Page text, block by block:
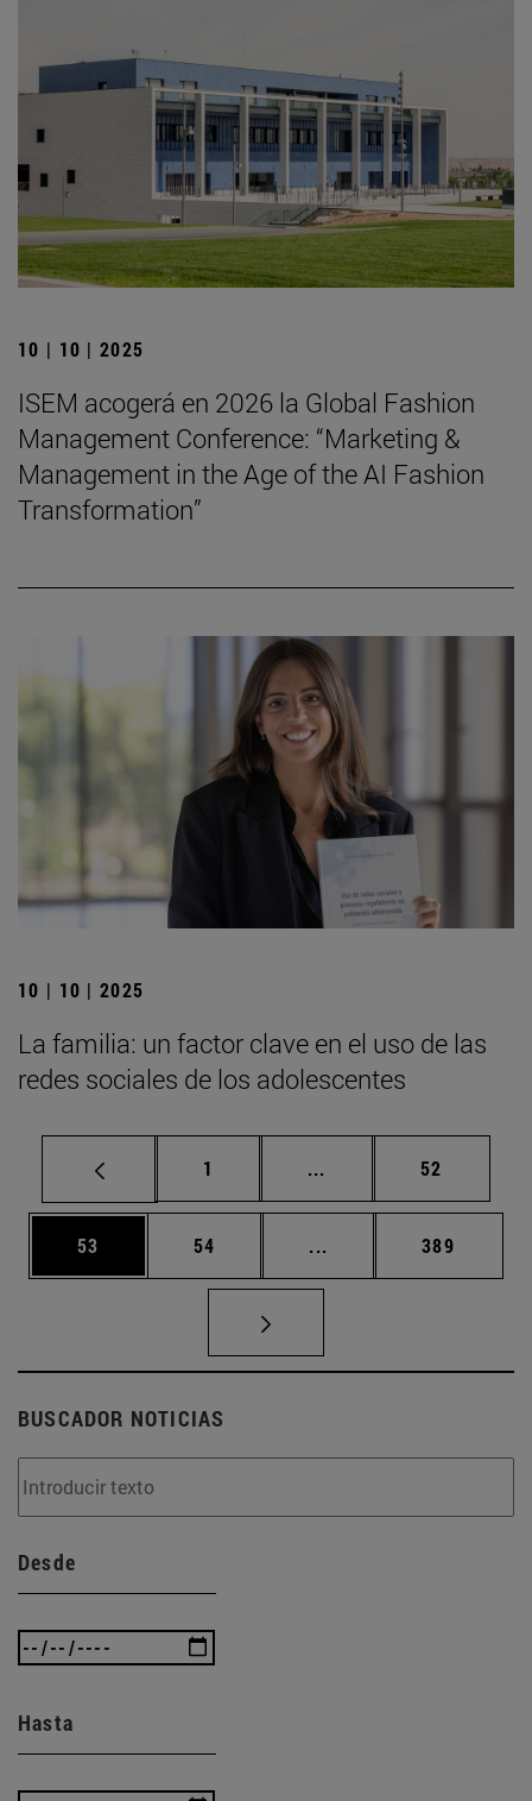
10 | 10 | 2025
ISEM acogerá en 2026 la Global Fashion
Management Conference: “Marketing &
Management in the Age of the AI Fashion
Transformation”
10 | 10 | 2025
La familia: un factor clave en el uso de las
redes sociales de los adolescentes
Página
1 ... Páginas intermedias
Página
52
Página
53 Página
54 ... Páginas intermedias
Página
389
BUSCADOR NOTICIAS
Desde
Hasta